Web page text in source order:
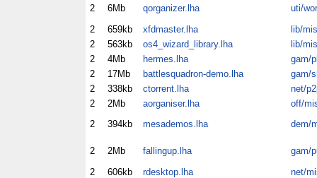
2
6Mb qorganizer.lha
uti/wor
2
659kb xfdmaster.lha
lib/mis
2
563kb os4_wizard_library.lha
lib/mis
2
4Mb hermes.lha
gam/
2
17Mb battlesquadron-demo.lha
gam/
2
338kb ctorrent.lha
net/
2
2Mb aorganiser.lha
off/
2
394kb mesademos.lha dem/
2 2Mb fallingup.lha
gam/
2
606kb rdesktop.lha
net/